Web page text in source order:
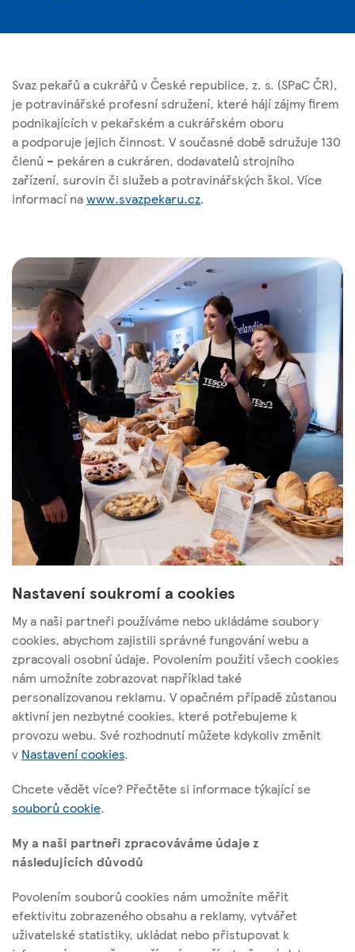
Svaz pekařů a cukrářů v České republice, z. s. (SPaC ČR),
je potravinářské profesní sdružení, které hájí zájmy firem
podnikajících v pekařském a cukrářském oboru
a podporuje jejich činnost. V současné době sdružuje 130
členů – pekáren a cukráren, dodavatelů strojního
zařízení, surovin či služeb a potravinářských škol. Více
informací nawww.svazpekaru.cz.
Tesco Stores ČR, a. s.
Vršovická 1527/68b; 100 00 Praha 10
O těchto stránkách
Užitečné odkazy
Sledujte nás
Nastavení soukromí a cookies
My a naši partneři používáme nebo ukládáme soubory
cookies, abychom zajistili správné fungování webu a
zpracovali osobní údaje. Povolením použití všech cookies
nám umožníte zobrazovat například také
personalizovanou reklamu. V opačném případě zůstanou
aktivní jen nezbytné cookies, které potřebujeme k
provozu webu. Své rozhodnutí můžete kdykoliv změnit
v Nastavení cookies.
Chcete vědět více? Přečtěte si informace týkající se
souborů cookie.
My a naši partneři zpracováváme údaje z
následujících důvodů
Povolením souborů cookies nám umožníte měřit
efektivitu zobrazeného obsahu a reklamy, vytvářet
uživatelské statistiky, ukládat nebo přistupovat k